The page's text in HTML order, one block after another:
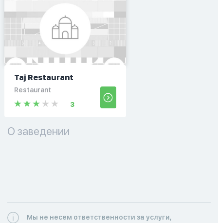
Taj Restaurant
Restaurant
3
О заведении
Мы не несем ответственности за услуги,